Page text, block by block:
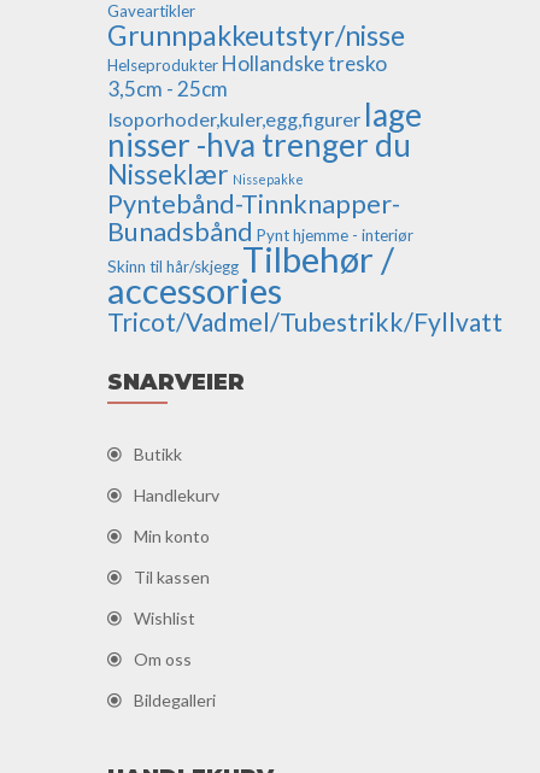
Gaveartikler
Grunnpakkeutstyr/nisse
Helseprodukter Hollandske tresko
3,5cm - 25cm
Isoporhoder,kuler,egg,figurer lage
nisser -hva trenger du
Nisseklær Nissepakke
Pyntebånd-Tinnknapper-
Bunadsbånd Pynt hjemme - interiør
Skinn til hår/skjegg Tilbehør /
accessories
Tricot/Vadmel/Tubestrikk/Fyllvatt
SNARVEIER
Butikk
Handlekurv
Min konto
Til kassen
Wishlist
Om oss
Bildegalleri